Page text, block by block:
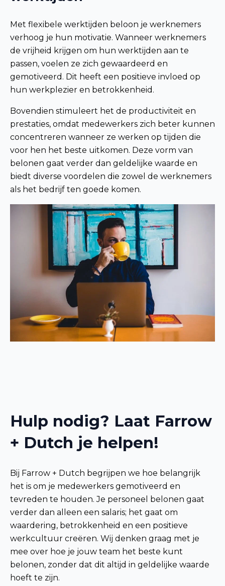
Met flexibele werktijden beloon je werknemers
verhoog je hun motivatie. Wanneer werknemers
de vrijheid krijgen om hun werktijden aan te
passen, voelen ze zich gewaardeerd en
gemotiveerd. Dit heeft een positieve invloed op
hun werkplezier en betrokkenheid.
Bovendien stimuleert het de productiviteit en
prestaties, omdat medewerkers zich beter kunnen
concentreren wanneer ze werken op tijden die
voor hen het beste uitkomen. Deze vorm van
belonen gaat verder dan geldelijke waarde en
biedt diverse voordelen die zowel de werknemers
als het bedrijf ten goede komen.
Hulp nodig? Laat Farrow
+ Dutch je helpen!
Bij Farrow + Dutch begrijpen we hoe belangrijk
het is om je medewerkers gemotiveerd en
tevreden te houden. Je personeel belonen gaat
verder dan alleen een salaris; het gaat om
waardering, betrokkenheid en een positieve
werkcultuur creëren. Wij denken graag met je
mee over hoe je jouw team het beste kunt
belonen, zonder dat dit altijd in geldelijke waarde
hoeft te zijn.